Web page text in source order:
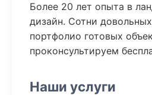
Более 20 лет опыта в
дизайн. Сотни
портфолио готовых
проконсультируем
Наши услуги